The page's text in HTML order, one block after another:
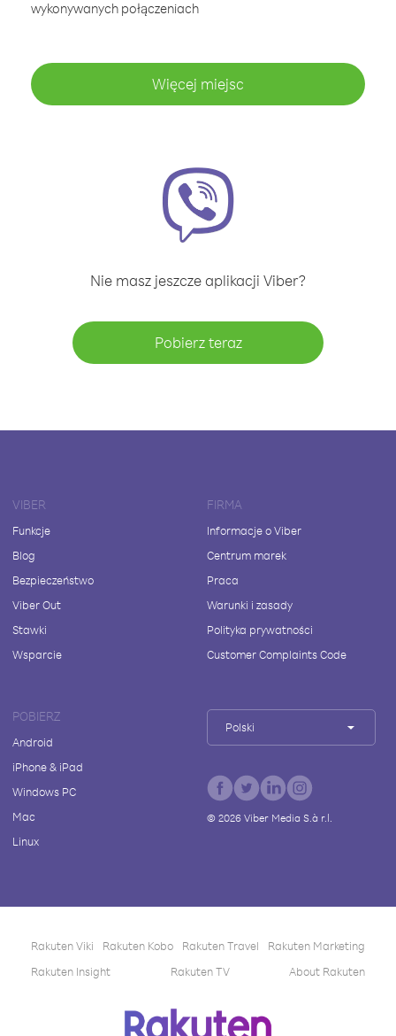
wykonywanych połączeniach
Więcej miejsc
Nie masz jeszcze aplikacji Viber?
Pobierz teraz
VIBER
Funkcje
Blog
Bezpieczeństwo
Viber Out
Stawki
Wsparcie
FIRMA
Informacje o Viber
Centrum marek
Praca
Warunki i zasady
Polityka prywatności
Customer Complaints Code
POBIERZ
Android
iPhone & iPad
Windows PC
Mac
Linux
Polski
© 2026Viber Media S.à r.l.
Rakuten Viki Rakuten Kobo Rakuten Travel
Rakuten Marketing
Rakuten Insight
Rakuten TV About Rakuten